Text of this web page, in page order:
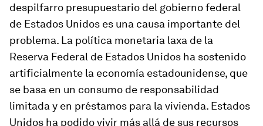
despilfarro presupuestario del gobierno federal
de Estados Unidos es una causa importante del
problema. La política monetaria laxa de la
Reserva Federal de Estados Unidos ha sostenido
artificialmente la economía estadounidense, que
se basa en un consumo de responsabilidad
limitada y en préstamos para la vivienda. Estados
Unidos ha podido vivir más allá de sus recursos